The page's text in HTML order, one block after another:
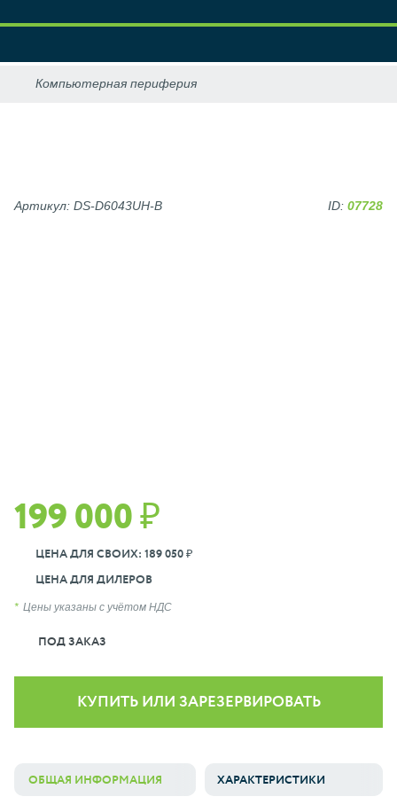
199 000 ₽
ЦЕНА ДЛЯ СВОИХ: 189 050 ₽
ЦЕНА ДЛЯ ДИЛЕРОВ
Цены указаны с учётом НДС
ПОД ЗАКАЗ
Артикул: DS-D6043UH-B ID: 07728
КУПИТЬ ИЛИ ЗАРЕЗЕРВИРОВАТЬ
ОБЩАЯ ИНФОРМАЦИЯ ХАРАКТЕРИСТИКИ